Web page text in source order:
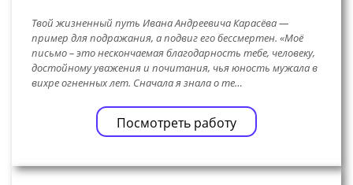
Твой жизненный путь Ивана Андреевича Карасёва —
пример для подражания, а подвиг его бессмертен. «Моё
письмо – это нескончаемая благодарность тебе, человеку,
достойному уважения и почитания, чья юность мужала в
вихре огненных лет. Сначала я знала о те…
Посмотреть работу